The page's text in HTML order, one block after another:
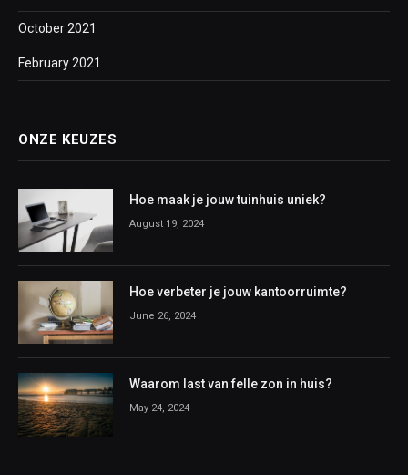
October 2021
February 2021
ONZE KEUZES
Hoe maak je jouw tuinhuis uniek?
August 19, 2024
Hoe verbeter je jouw kantoorruimte?
June 26, 2024
Waarom last van felle zon in huis?
May 24, 2024